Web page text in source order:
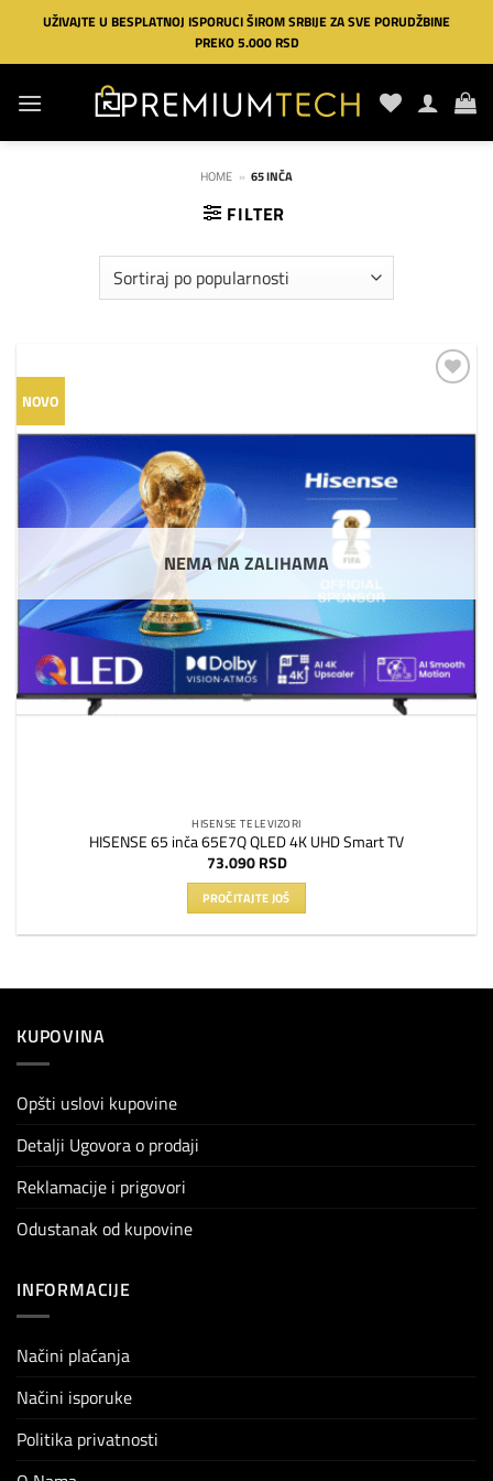
Preskoči
sadržaj
UŽIVAJTE U BESPLATNOJ ISPORUCI ŠIROM SRBIJE ZA SVE PORUDŽBINE
PREKO 5.000 RSD
HOME » 65 INČA
FILTER
NOVO
listu
NEMA NA ZALIHAMA
HISENSE TELEVIZORI
HISENSE 65 inča 65E7Q QLED 4K UHD Smart TV
73.090 RSD
PROČITAJTE JOŠ
KUPOVINA
Opšti uslovi kupovine
Detalji Ugovora o prodaji
Reklamacije i prigovori
Odustanak od kupovine
INFORMACIJE
Načini plaćanja
Načini isporuke
Politika privatnosti